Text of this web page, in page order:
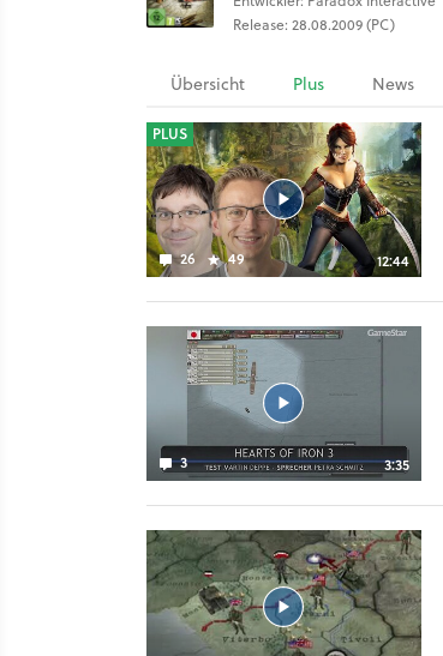
Release: 28.08.2009 (PC)
Übersicht Plus News
26 49 12:44
PLUS
3 3:35